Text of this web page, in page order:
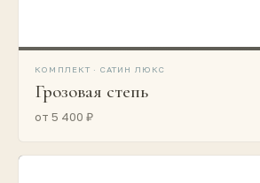
КОМПЛЕКТ · САТИН ЛЮКС
Грозовая степь
от 5 400 ₽